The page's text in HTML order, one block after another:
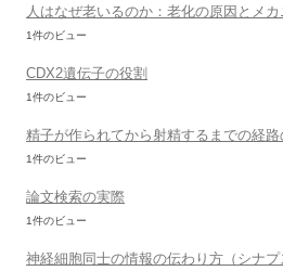
人はなぜ老いるのか：老化の原因とメカ
1件のビュー
CDX2遺伝子の役割
1件のビュー
精子が作られてから射精するまでの経
1件のビュー
論文検索の実際
1件のビュー
神経細胞同士の情報の伝わり方（シナ